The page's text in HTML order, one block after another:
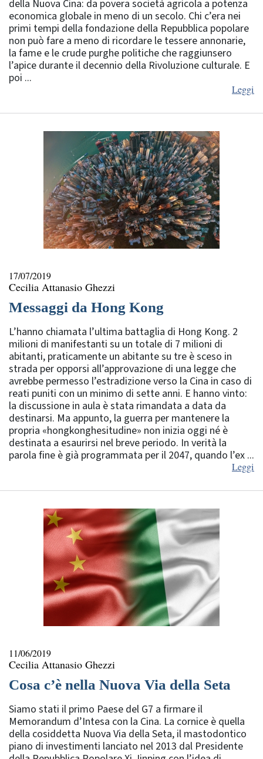
della Nuova Cina: da povera società agricola a potenza
economica globale in meno di un secolo. Chi c’era nei
primi tempi della fondazione della Repubblica popolare
non può fare a meno di ricordare le tessere annonarie,
la fame e le crude purghe politiche che raggiunsero
l’apice durante il decennio della Rivoluzione culturale. E
poi ...
Leggi
17/07/2019
Cecilia Attanasio Ghezzi
Messaggi da Hong Kong
L’hanno chiamata l’ultima battaglia di Hong Kong. 2
milioni di manifestanti su un totale di 7 milioni di
abitanti, praticamente un abitante su tre è sceso in
strada per opporsi all’approvazione di una legge che
avrebbe permesso l’estradizione verso la Cina in caso di
reati puniti con un minimo di sette anni. E hanno vinto:
la discussione in aula è stata rimandata a data da
destinarsi. Ma appunto, la guerra per mantenere la
propria «hongkonghesitudine» non inizia oggi né è
destinata a esaurirsi nel breve periodo. In verità la
parola fine è già programmata per il 2047, quando l’ex ...
Leggi
11/06/2019
Cecilia Attanasio Ghezzi
Cosa c’è nella Nuova Via della Seta
Siamo stati il primo Paese del G7 a firmare il
Memorandum d’Intesa con la Cina. La cornice è quella
della cosiddetta Nuova Via della Seta, il mastodontico
piano di investimenti lanciato nel 2013 dal Presidente